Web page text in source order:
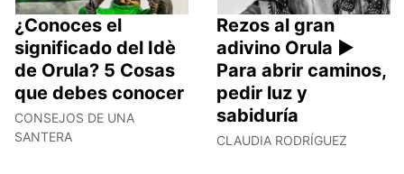
¿Conoces el
significado del Idè
de Orula? 5 Cosas
que debes conocer
CONSEJOS DE UNA
SANTERA
Rezos al gran
adivino Orula ►
Para abrir caminos,
pedir luz y
sabiduría
CLAUDIA RODRÍGUEZ